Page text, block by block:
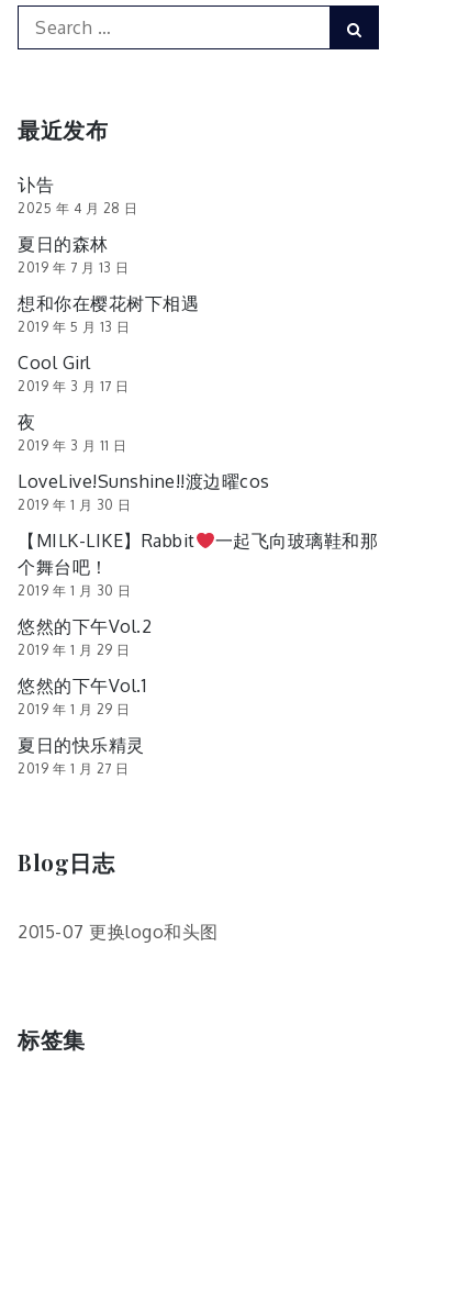
Search
for:
最近发布
讣告
2025 年 4 月 28 日
夏日的森林
2019 年 7 月 13 日
想和你在樱花树下相遇
2019 年 5 月 13 日
Cool Girl
2019 年 3 月 17 日
夜
2019 年 3 月 11 日
LoveLive!Sunshine!!渡边曜cos
2019 年 1 月 30 日
【MILK-LIKE】Rabbit
一起飞向玻璃鞋和那
个舞台吧！
2019 年 1 月 30 日
悠然的下午Vol.2
2019 年 1 月 29 日
悠然的下午Vol.1
2019 年 1 月 29 日
夏日的快乐精灵
2019 年 1 月 27 日
Blog日志
2015-07 更换logo和头图
标签集